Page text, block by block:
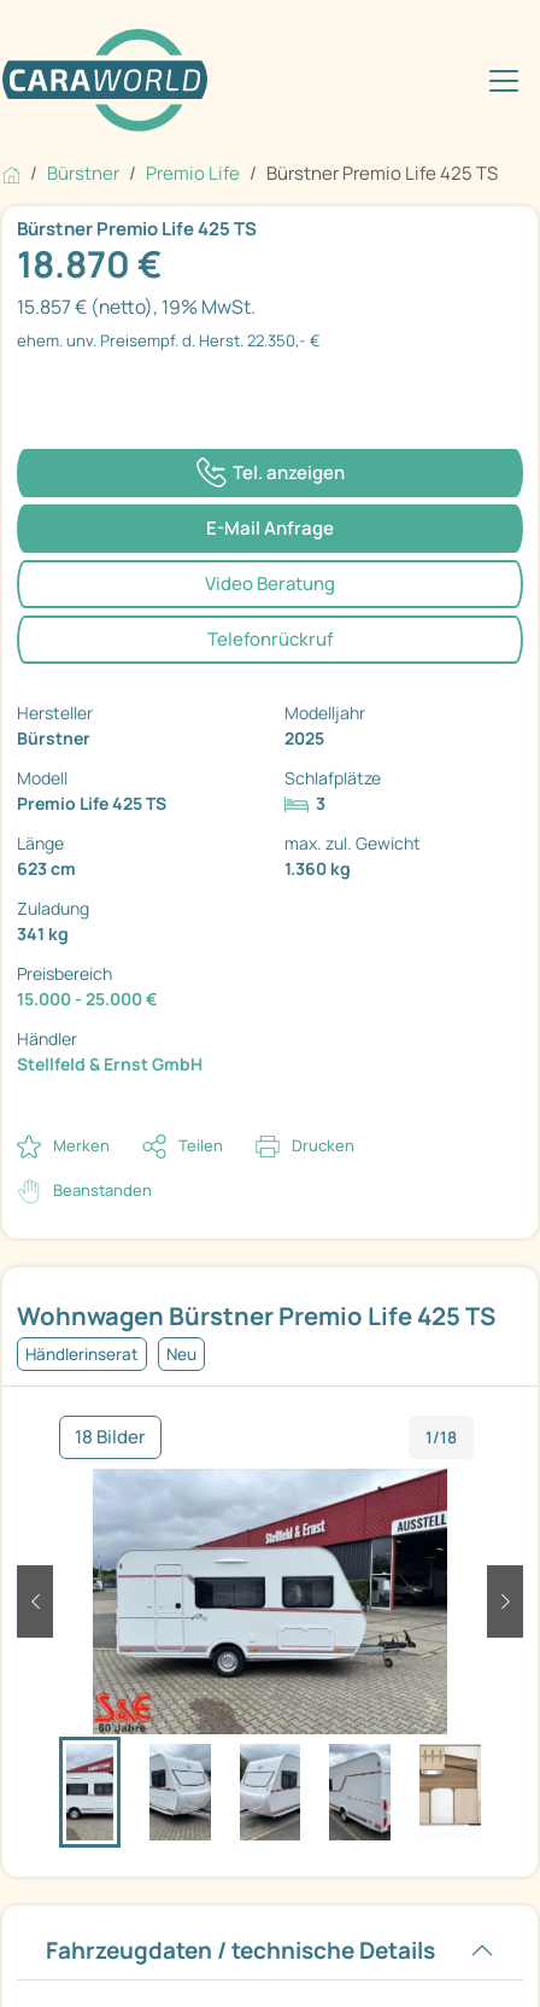
Bürstner Premio Life Bürstner Premio Life 425 TS
Wohnwagen Bürstner Premio Life 425 TS
Händlerinserat Neu
18 Bilder 1/18
zurück
Fahrzeugdaten / technische Details
Bürstner Premio Life 425 TS
18.870 €
15.857 € (netto), 19% MwSt.
ehem. unv. Preisempf. d. Herst. 22.350,- €
Tel. anzeigen
E-Mail Anfrage
Video Beratung
Telefonrückruf
Hersteller
Bürstner
Modelljahr
2025
Modell
Premio Life 425 TS
Schlafplätze
3
Länge
623 cm
max. zul. Gewicht
1.360 kg
Zuladung
341 kg
Preisbereich
15.000 - 25.000 €
Händler
Stellfeld & Ernst GmbH
Merken Teilen Drucken
Beanstanden